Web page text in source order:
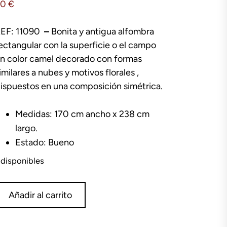
€
11090 –Bonita y antigua alfombra
con la superficie o el campo
color camel decorado con formas
a nubes y motivos florales ,
en una composición simétrica.
Medidas: 170 cm ancho x 238 cm
largo.
Estado: Bueno
disponibles
Añadir al carrito